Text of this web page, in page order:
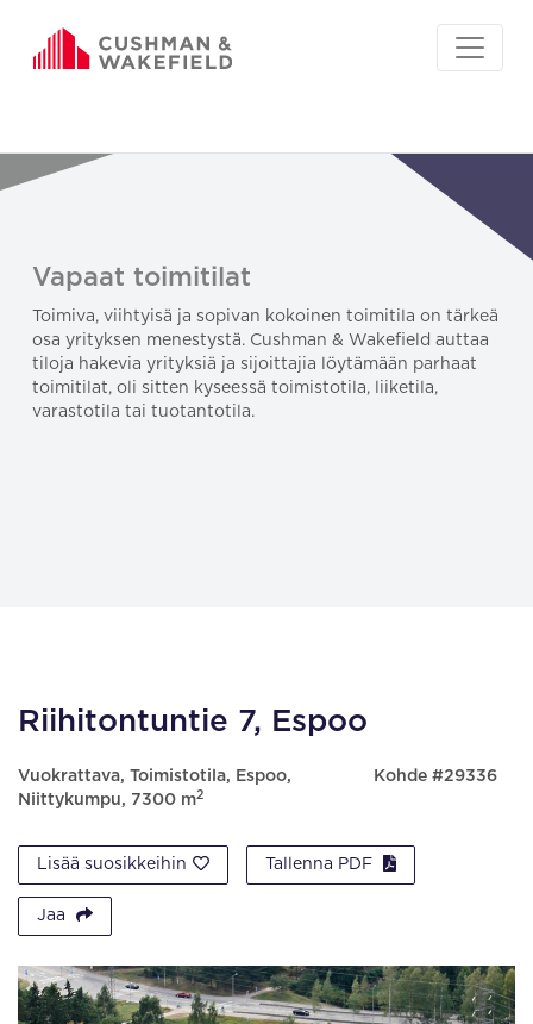
Vapaat toimitilat
Toimiva, viihtyisä ja sopivan kokoinen toimitila on tärkeä
osa yrityksen menestystä. Cushman & Wakefield auttaa
tiloja hakevia yrityksiä ja sijoittajia löytämään parhaat
toimitilat, oli sitten kyseessä toimistotila, liiketila,
varastotila tai tuotantotila.
Riihitontuntie 7, Espoo
Vuokrattava, Toimistotila, Espoo,
Niittykumpu, 7300 m2
Kohde #29336
Lisää suosikkeihin Tallenna PDF
Jaa